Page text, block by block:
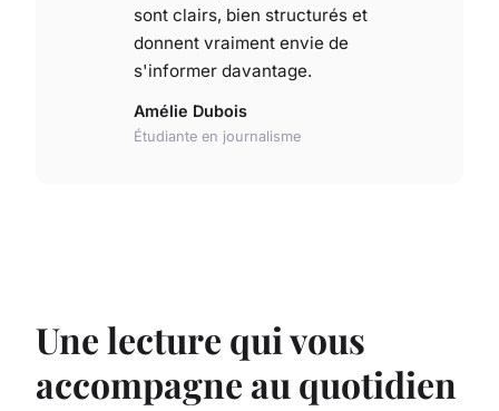
sont clairs, bien structurés et
donnent vraiment envie de
s'informer davantage.
Amélie Dubois
Étudiante en journalisme
Une lecture qui vous
accompagne au quotidien